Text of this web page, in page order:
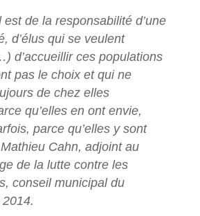
est de la responsabilité d’une
d’élus qui se veulent
d’accueillir ces populations
pas le choix et qui ne
de chez elles
qu’elles en ont envie,
parce qu’elles y sont
Cahn, adjoint au
de la lutte contre les
conseil municipal du